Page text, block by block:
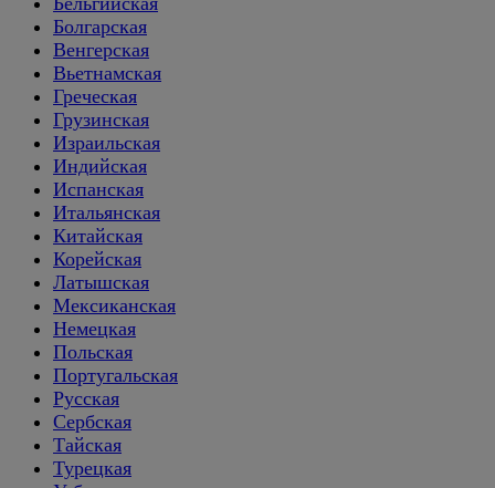
Болгарская
Венгерская
Вьетнамская
Греческая
Грузинская
Израильская
Индийская
Испанская
Итальянская
Китайская
Корейская
Латышская
Мексиканская
Немецкая
Польская
Португальская
Русская
Сербская
Тайская
Турецкая